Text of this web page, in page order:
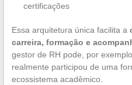
certificações
Essa arquitetura única facilita a
carreira, formação e
gestor de RH pode, por
realmente participou de uma
ecossistema acadêmico.